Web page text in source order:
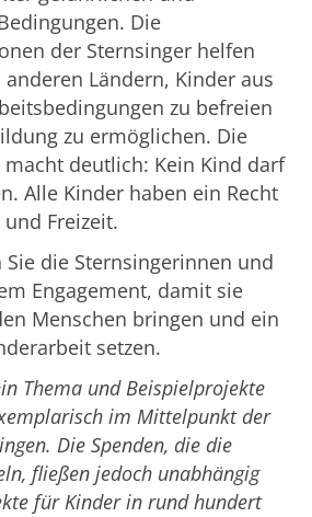
Die
der Sternsinger helfen
Ländern, Kinder aus
zu befreien
zu ermöglichen. Die
deutlich: Kein Kind darf
Alle Kinder haben ein Recht
Freizeit.
die Sternsingerinnen und
Engagement, damit sie
Menschen bringen und ein
setzen.
Thema und Beispielprojekte
im Mittelpunkt der
Die Spenden, die die
fließen jedoch unabhängig
für Kinder in rund hundert